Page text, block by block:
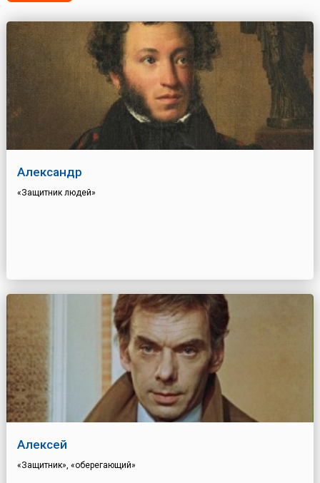
Александр
«Защитник людей»
Алексей
«Защитник», «оберегающий»